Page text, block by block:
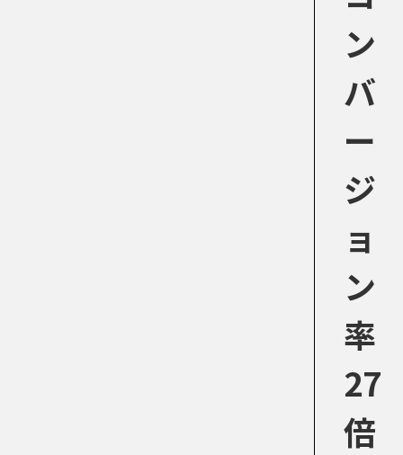
ン
バ
ー
ジ
ョ
ン
率
27
倍